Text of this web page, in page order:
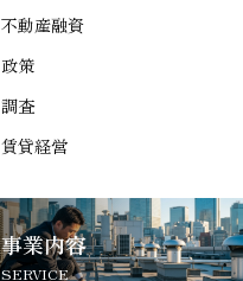
不動産融資
政策
調査
賃貸経営
事業内容
SERVICE